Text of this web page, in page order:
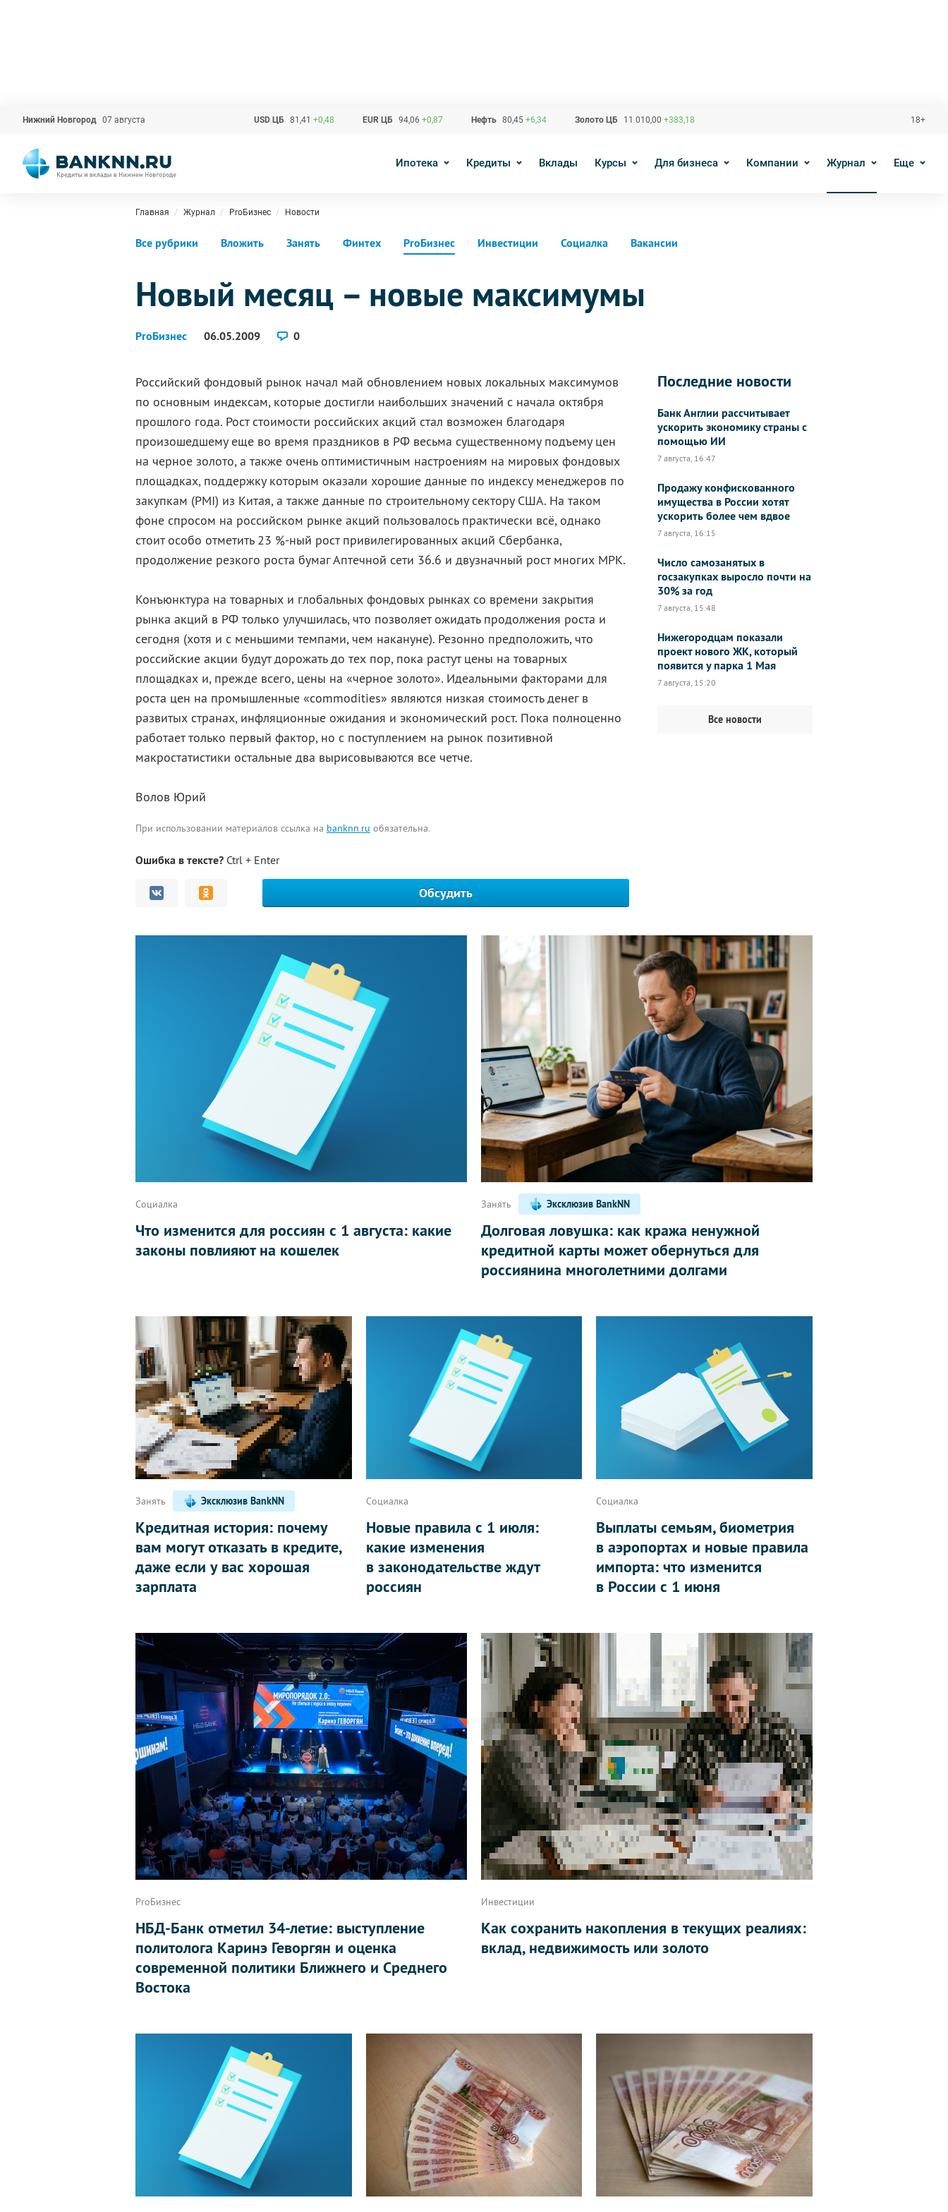
Нижний Новгород 07 августа USD ЦБ 81,41 +0,48 EUR ЦБ 94,06 +0,87 Нефть 80,45 +6,34 Золото ЦБ 11 010,00 +383,18 18+
Ипотека Кредиты Вклады Курсы Для бизнеса Компании Журнал Еще
Главная Журнал ProБизнес Новости
Все рубрики Вложить Занять Финтех ProБизнес Инвестиции Социалка Вакансии
Новый месяц – новые максимумы
ProБизнес 06.05.2009 0
Российский фондовый рынок начал май обновлением новых локальных максимумов
по основным индексам, которые достигли наибольших значений с начала октября
прошлого года. Рост стоимости российских акций стал возможен благодаря
произошедшему еще во время праздников в РФ весьма существенному подъему цен
на черное золото, а также очень оптимистичным настроениям на мировых фондовых
площадках, поддержку которым оказали хорошие данные по индексу менеджеров по
закупкам (PMI) из Китая, а также данные по строительному сектору США. На таком
фоне спросом на российском рынке акций пользовалось практически всё, однако
стоит особо отметить 23 %-ный рост привилегированных акций Сбербанка,
продолжение резкого роста бумаг Аптечной сети 36.6 и двузначный рост многих МРК.
Конъюнктура на товарных и глобальных фондовых рынках со времени закрытия
рынка акций в РФ только улучшилась, что позволяет ожидать продолжения роста и
сегодня (хотя и с меньшими темпами, чем накануне). Резонно предположить, что
российские акции будут дорожать до тех пор, пока растут цены на товарных
площадках и, прежде всего, цены на «черное золото». Идеальными факторами для
роста цен на промышленные «commodities» являются низкая стоимость денег в
развитых странах, инфляционные ожидания и экономический рост. Пока полноценно
работает только первый фактор, но с поступлением на рынок позитивной
макростатистики остальные два вырисовываются все четче.
Волов Юрий
При использовании материалов ссылка на banknn.ru обязательна.
Ошибка в тексте? Ctrl + Enter
Обсудить
Последние новости
Банк Англии рассчитывает
ускорить экономику страны с
помощью ИИ
7 августа, 16:47
Продажу конфискованного
имущества в России хотят
ускорить более чем вдвое
7 августа, 16:15
Число самозанятых в
госзакупках выросло почти на
30% за год
7 августа, 15:48
Нижегородцам показали
проект нового ЖК, который
появится у парка 1 Мая
7 августа, 15:20
Все новости
Социалка
Что изменится для россиян с 1 августа: какие
законы повлияют на кошелек
Занять Эксклюзив BankNN
Долговая ловушка: как кража ненужной
кредитной карты может обернуться для
россиянина многолетними долгами
Занять Эксклюзив BankNN
Кредитная история: почему
вам могут отказать в кредите,
даже если у вас хорошая
зарплата
Социалка
Новые правила с 1 июля:
какие изменения
в законодательстве ждут
россиян
Социалка
Выплаты семьям, биометрия
в аэропортах и новые правила
импорта: что изменится
в России с 1 июня
ProБизнес
НБД-Банк отметил 34-летие: выступление
политолога Каринэ Геворгян и оценка
современной политики Ближнего и Среднего
Востока
Инвестиции
Как сохранить накопления в текущих реалиях:
вклад, недвижимость или золото